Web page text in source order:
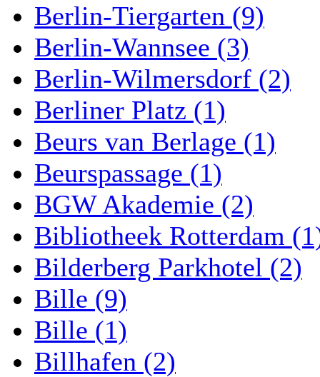
Berlin-Tiergarten (9)
Berlin-Wannsee (3)
Berlin-Wilmersdorf (2)
Berliner Platz (1)
Beurs van Berlage (1)
Beurspassage (1)
BGW Akademie (2)
Bibliotheek Rotterdam
Bilderberg Parkhotel (2)
Bille (9)
Bille (1)
Billhafen (2)